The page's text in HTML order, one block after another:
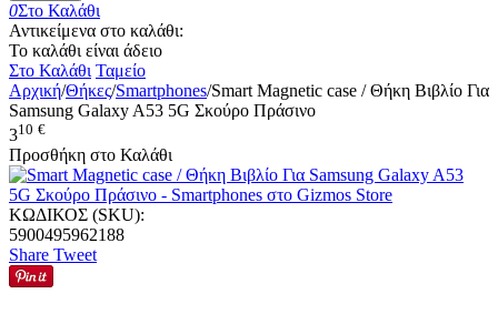
0Στο Καλάθι
Αντικείμενα στο καλάθι:
Το καλάθι είναι άδειο
Στο Καλάθι Ταμείο
Αρχική/Θήκες/Smartphones/Smart Magnetic case / Θήκη Βιβλίο Για
Samsung Galaxy A53 5G Σκούρο Πράσινο
310 €
Προσθήκη στο Καλάθι
ΚΩΔΙΚΟΣ (SKU):
5900495962188
Share Tweet